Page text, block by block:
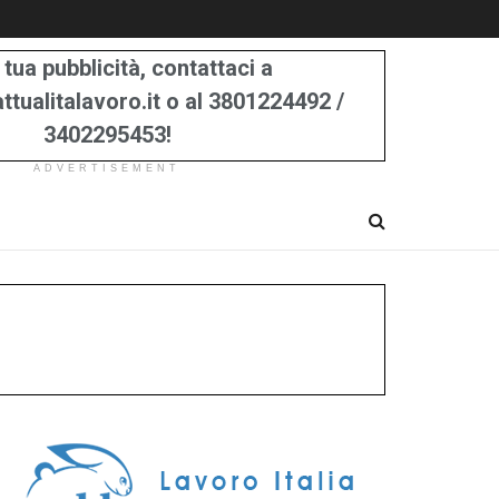
tua pubblicità, contattaci a
o al 3801224492 /
3402295453!
ADVERTISEMENT